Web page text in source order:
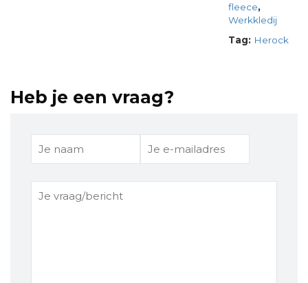
fleece,
Werkkledij
Tag: Herock
Heb je een vraag?